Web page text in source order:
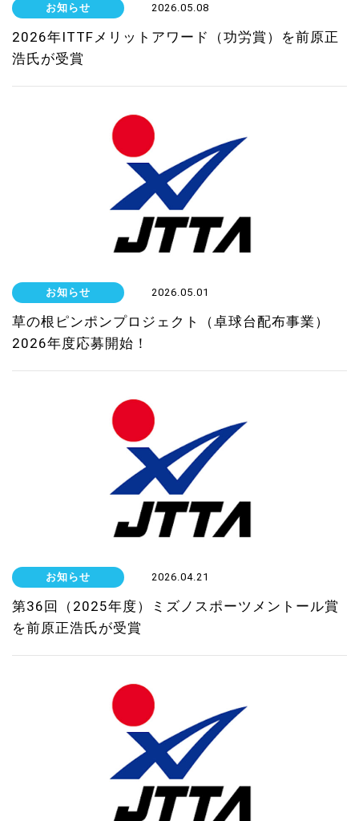
お知らせ 2026.05.08
2026年ITTFメリットアワード（功労賞）を前原正
浩氏が受賞
お知らせ 2026.05.01
草の根ピンポンプロジェクト（卓球台配布事業）
2026年度応募開始！
お知らせ 2026.04.21
第36回（2025年度）ミズノスポーツメントール賞
を前原正浩氏が受賞